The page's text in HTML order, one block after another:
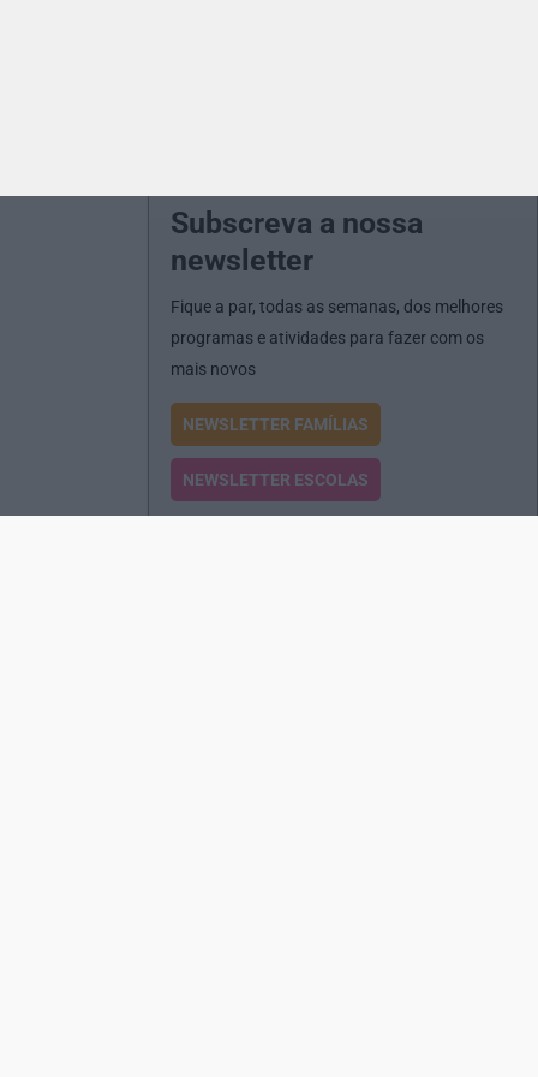
Subscreva a nossa
newsletter
Fique a par, todas as semanas, dos melhores
programas e atividades para fazer com os
mais novos
NEWSLETTER FAMÍLIAS
NEWSLETTER ESCOLAS